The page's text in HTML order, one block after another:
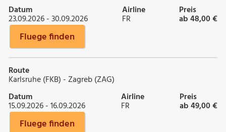
Datum
23.09.2026 - 30.09.2026
Airline
FR
Preis
ab 48,00 €
Fluege finden
Route
Karlsruhe (FKB) - Zagreb (ZAG)
Datum
15.09.2026 - 16.09.2026
Airline
FR
Preis
ab 49,00 €
Fluege finden